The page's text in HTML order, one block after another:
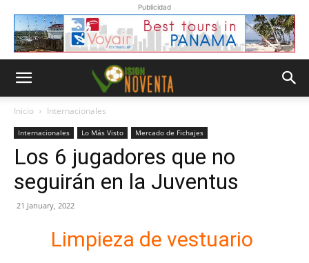
Publicidad
Inicio Internacionales
Internacionales Lo Más Visto Mercado de Fichajes
Los 6 jugadores que no
seguirán en la Juventus
21 January, 2022
Limpieza de vestuario